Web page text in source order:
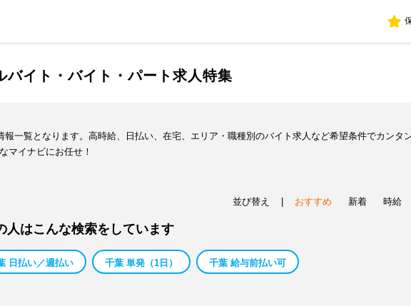
イト・バイト・パート求人特集
一覧となります。高時給、日払い、在宅、エリア・職種別のバイト求人など希望条件でカンタ
マイナビにお任せ！
並び替え おすすめ 新着 時給
人はこんな検索をしています
日払い／週払い 千葉 単発（1日） 千葉 給与前払い可